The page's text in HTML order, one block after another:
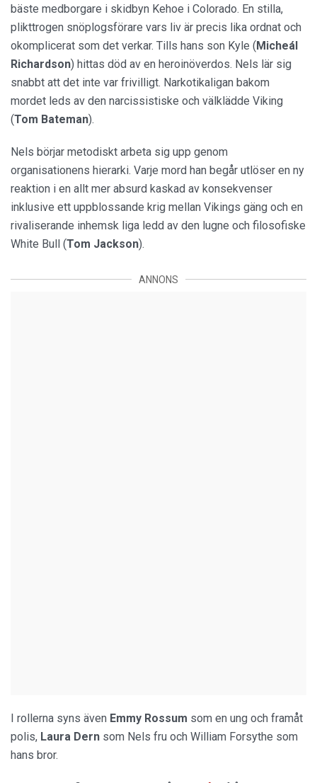
bäste medborgare i skidbyn Kehoe i Colorado. En stilla,
plikttrogen snöplogsförare vars liv är precis lika ordnat och
okomplicerat som det verkar. Tills hans son Kyle (Micheál
Richardson) hittas död av en heroinöverdos. Nels lär sig
snabbt att det inte var frivilligt. Narkotikaligan bakom
mordet leds av den narcissistiske och välklädde Viking
(Tom Bateman).
Nels börjar metodiskt arbeta sig upp genom
organisationens hierarki. Varje mord han begår utlöser en ny
reaktion i en allt mer absurd kaskad av konsekvenser
inklusive ett uppblossande krig mellan Vikings gäng och en
rivaliserande inhemsk liga ledd av den lugne och filosofiske
White Bull (Tom Jackson).
ANNONS
I rollerna syns även Emmy Rossum som en ung och framåt
polis, Laura Dern som Nels fru och William Forsythe som
hans bror.